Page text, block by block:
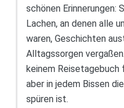
schönen Erinnerungen:
Lachen, an denen alle
waren, Geschichten
Alltagssorgen
keinem
aber in jedem Bissen
spüren ist.